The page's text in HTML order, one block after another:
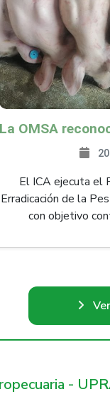
El ICA ejecuta el
Erradicación de la
con objetivo
-